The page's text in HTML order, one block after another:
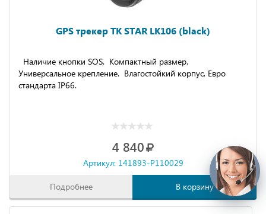
GPS трекер TK STAR LK106 (black)
Наличие кнопки SOS. Компактный размер.
Универсальное крепление. Влагостойкий корпус, Евро
стандарта IP66.
4 840
Артикул: 141893-P110029
Подробнее В корзину